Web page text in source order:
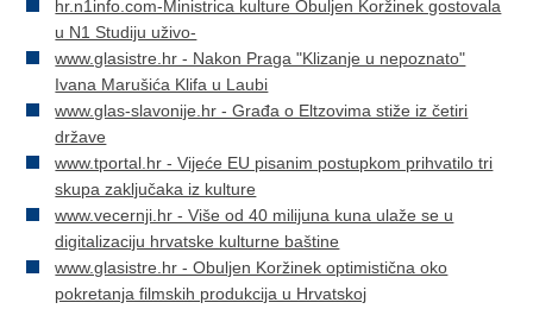
hr.n1info.com-Ministrica kulture Obuljen Koržinek gostovala
u N1 Studiju uživo-
www.glasistre.hr - Nakon Praga "Klizanje u nepoznato"
Ivana Marušića Klifa u Laubi
www.glas-slavonije.hr - Građa o Eltzovima stiže iz četiri
države
www.tportal.hr - Vijeće EU pisanim postupkom prihvatilo tri
skupa zaključaka iz kulture
www.vecernji.hr - Više od 40 milijuna kuna ulaže se u
digitalizaciju hrvatske kulturne baštine
www.glasistre.hr - Obuljen Koržinek optimistična oko
pokretanja filmskih produkcija u Hrvatskoj